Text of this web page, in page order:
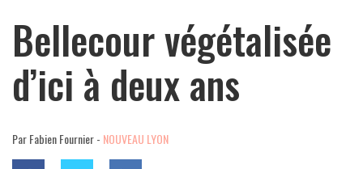
Bellecour végétalisée
d’ici à deux ans
Par Fabien Fournier - NOUVEAU LYON